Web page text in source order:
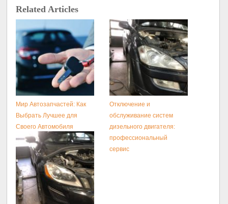
Related Articles
Мир Автозапчастей: Как
Выбрать Лучшее для
Своего Автомобиля
Отключение и
обслуживание систем
дизельного двигателя:
профессиональный
сервис